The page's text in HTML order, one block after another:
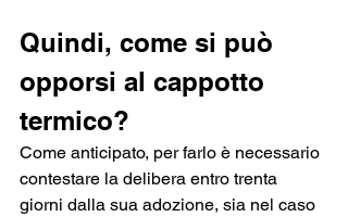
Quindi, come si può
opporsi al cappotto
termico?
Come anticipato, per farlo è necessario
contestare la delibera entro trenta
giorni dalla sua adozione, sia nel caso